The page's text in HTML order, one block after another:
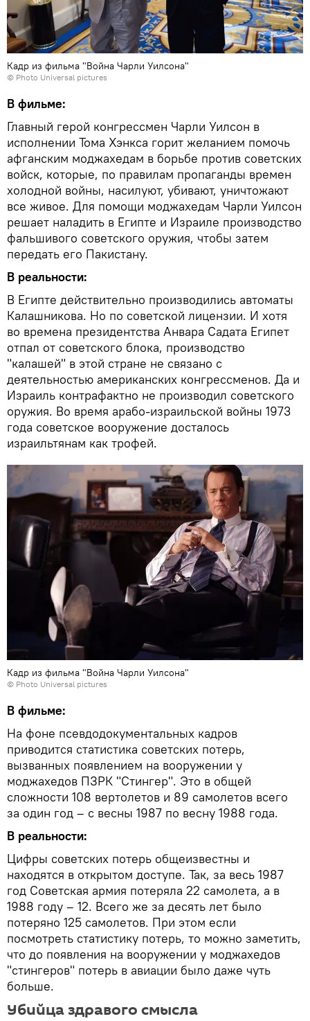
Кадр из фильма "Война Чарли Уилсона"
© Photo Universal pictures
В фильме:
Главный герой конгрессмен Чарли Уилсон в
исполнении Тома Хэнкса горит желанием помочь
афганским моджахедам в борьбе против советских
войск, которые, по правилам пропаганды времен
холодной войны, насилуют, убивают, уничтожают
все живое. Для помощи моджахедам Чарли Уилсон
решает наладить в Египте и Израиле производство
фальшивого советского оружия, чтобы затем
передать его Пакистану.
В реальности:
В Египте действительно производились автоматы
Калашникова. Но по советской лицензии. И хотя
во времена президентства Анвара Садата Египет
отпал от советского блока, производство
"калашей" в этой стране не связано с
деятельностью американских конгрессменов. Да и
Израиль контрафактно не производил советского
оружия. Во время арабо-израильской войны 1973
года советское вооружение досталось
израильтянам как трофей.
Кадр из фильма "Война Чарли Уилсона"
© Photo Universal pictures
В фильме:
На фоне псевдодокументальных кадров
приводится статистика советских потерь,
вызванных появлением на вооружении у
моджахедов ПЗРК "Стингер". Это в общей
сложности 108 вертолетов и 89 самолетов всего
за один год – с весны 1987 по весну 1988 года.
В реальности:
Цифры советских потерь общеизвестны и
находятся в открытом доступе. Так, за весь 1987
год Советская армия потеряла 22 самолета, а в
1988 году – 12. Всего же за десять лет было
потеряно 125 самолетов. При этом если
посмотреть статистику потерь, то можно заметить,
что до появления на вооружении у моджахедов
"стингеров" потерь в авиации было даже чуть
больше.
Убийца здравого смысла